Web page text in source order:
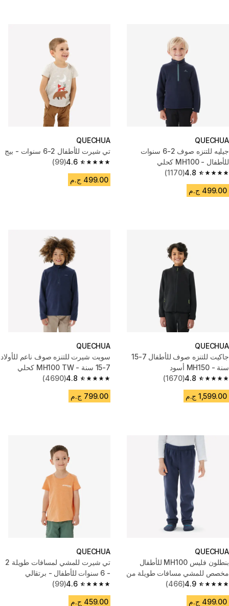
QUECHUA
جيليه للتنزه صوف 2-6 سنوات
للأطفال - MH100 كحلي
4.8
4.8 out of 5 stars from 1170 reviews
(1170)
499.00 ج.م
QUECHUA
تي شيرت للأطفال 2-6 سنوات - بيج
4.6
4.6 out of 5 stars from 99 reviews
(99)
499.00 ج.م
QUECHUA
جاكيت للتنزه صوف للأطفال 7-15
سنة - MH150 أسود
4.8
4.8 out of 5 stars from 1670 reviews
(1670)
1,599.00 ج.م
QUECHUA
سويت شيرت للتنزه صوف ناعم للأولاد
7-15 سنة - MH100 TW كحلي
4.8
4.8 out of 5 stars from 4690 reviews
(4690)
799.00 ج.م
QUECHUA
بنطلون فليس MH100 للأطفال
مخصص للمشي مسافات طويلة من
سن 2-6 سنوات - كحلي أزرق
4.9
4.9 out of 5 stars from 466 reviews
(466)
499.00 ج.م
QUECHUA
تي شيرت للمشي لمسافات طويلة 2
- 6 سنوات للأطفال - برتقالي
4.6
4.6 out of 5 stars from 99 reviews
(99)
459.00 ج.م